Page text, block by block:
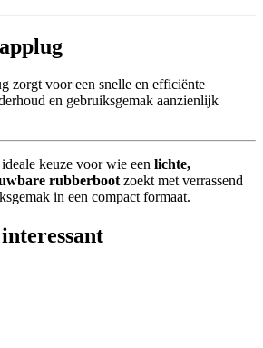
zorgt voor een snelle en efficiënte
en gebruiksgemak aanzienlijk
keuze voor wie een lichte,
rubberbootzoekt met verrassend
in een compact formaat.